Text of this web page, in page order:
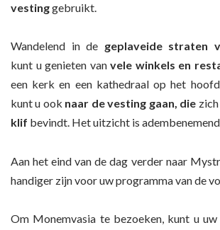
vestinggebruikt.
Wandelend in de geplaveide straten
kunt u genieten van vele winkels en
een kerk en een kathedraal op het
kunt u ook naar de vesting gaan, die
klif bevindt. Het uitzicht is
Aan het eind van de dag verder naar
handiger zijn voor uw programma van de
Om Monemvasia te bezoeken, kunt u